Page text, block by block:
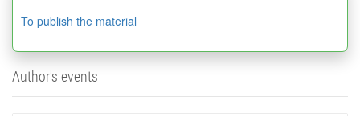
To publish the material
Author's events